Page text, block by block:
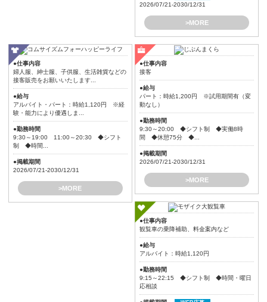
2026/07/21-2030/12/31
>MORE
●仕事内容
婦人服、紳士服、子供服、生活雑貨などの
接客販売をお願いいたします...
●給与
アルバイト・パート：時給1,120円 ※経
験・能力により優遇しま...
●勤務時間
9:30～19:00 11:00～20:30 ◆シフト
制 ◆時間...
●掲載期間
2026/07/21-2030/12/31
>MORE
●仕事内容
接客
●給与
パート：時給1,200円 ※試用期間有（変
動なし）
●勤務時間
9:30～20:00 ◆シフト制 ◆実働8時
間 ◆休憩75分 ◆...
●掲載期間
2026/07/21-2030/12/31
>MORE
●仕事内容
観覧車の乗降補助、料金案内など
●給与
アルバイト：時給1,120円
●勤務時間
9:15～22:15 ◆シフト制 ◆時間・曜日
応相談